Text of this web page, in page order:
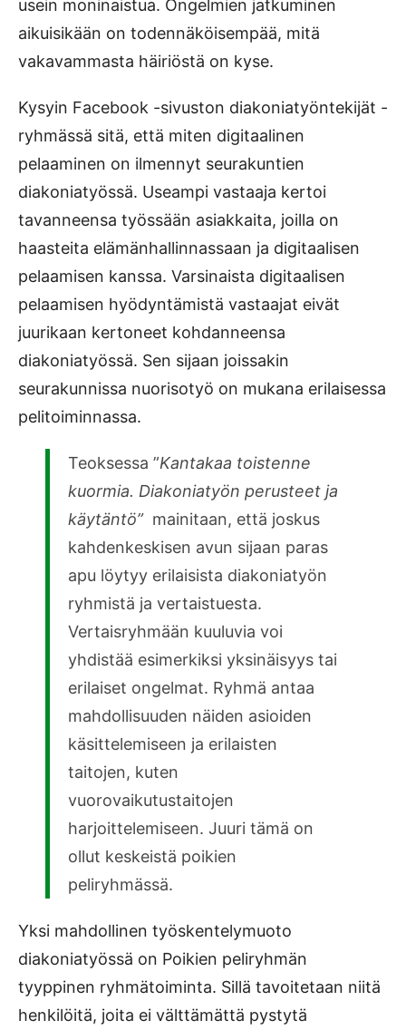
usein moninaistua. Ongelmien jatkuminen
aikuisikään on todennäköisempää, mitä
vakavammasta häiriöstä on kyse.
Kysyin Facebook -sivuston diakoniatyöntekijät -
ryhmässä sitä, että miten digitaalinen
pelaaminen on ilmennyt seurakuntien
diakoniatyössä. Useampi vastaaja kertoi
tavanneensa työssään asiakkaita, joilla on
haasteita elämänhallinnassaan ja digitaalisen
pelaamisen kanssa. Varsinaista digitaalisen
pelaamisen hyödyntämistä vastaajat eivät
juurikaan kertoneet kohdanneensa
diakoniatyössä. Sen sijaan joissakin
seurakunnissa nuorisotyö on mukana erilaisessa
pelitoiminnassa.
Teoksessa ”Kantakaa toistenne
kuormia. Diakoniatyön perusteet ja
käytäntö”mainitaan, että joskus
kahdenkeskisen avun sijaan paras
apu löytyy erilaisista diakoniatyön
ryhmistä ja vertaistuesta.
Vertaisryhmään kuuluvia voi
yhdistää esimerkiksi yksinäisyys tai
erilaiset ongelmat. Ryhmä antaa
mahdollisuuden näiden asioiden
käsittelemiseen ja erilaisten
taitojen, kuten
vuorovaikutustaitojen
harjoittelemiseen. Juuri tämä on
ollut keskeistä poikien
peliryhmässä.
Yksi mahdollinen työskentelymuoto
diakoniatyössä on Poikien peliryhmän
tyyppinen ryhmätoiminta. Sillä tavoitetaan niitä
henkilöitä, joita ei välttämättä pystytä